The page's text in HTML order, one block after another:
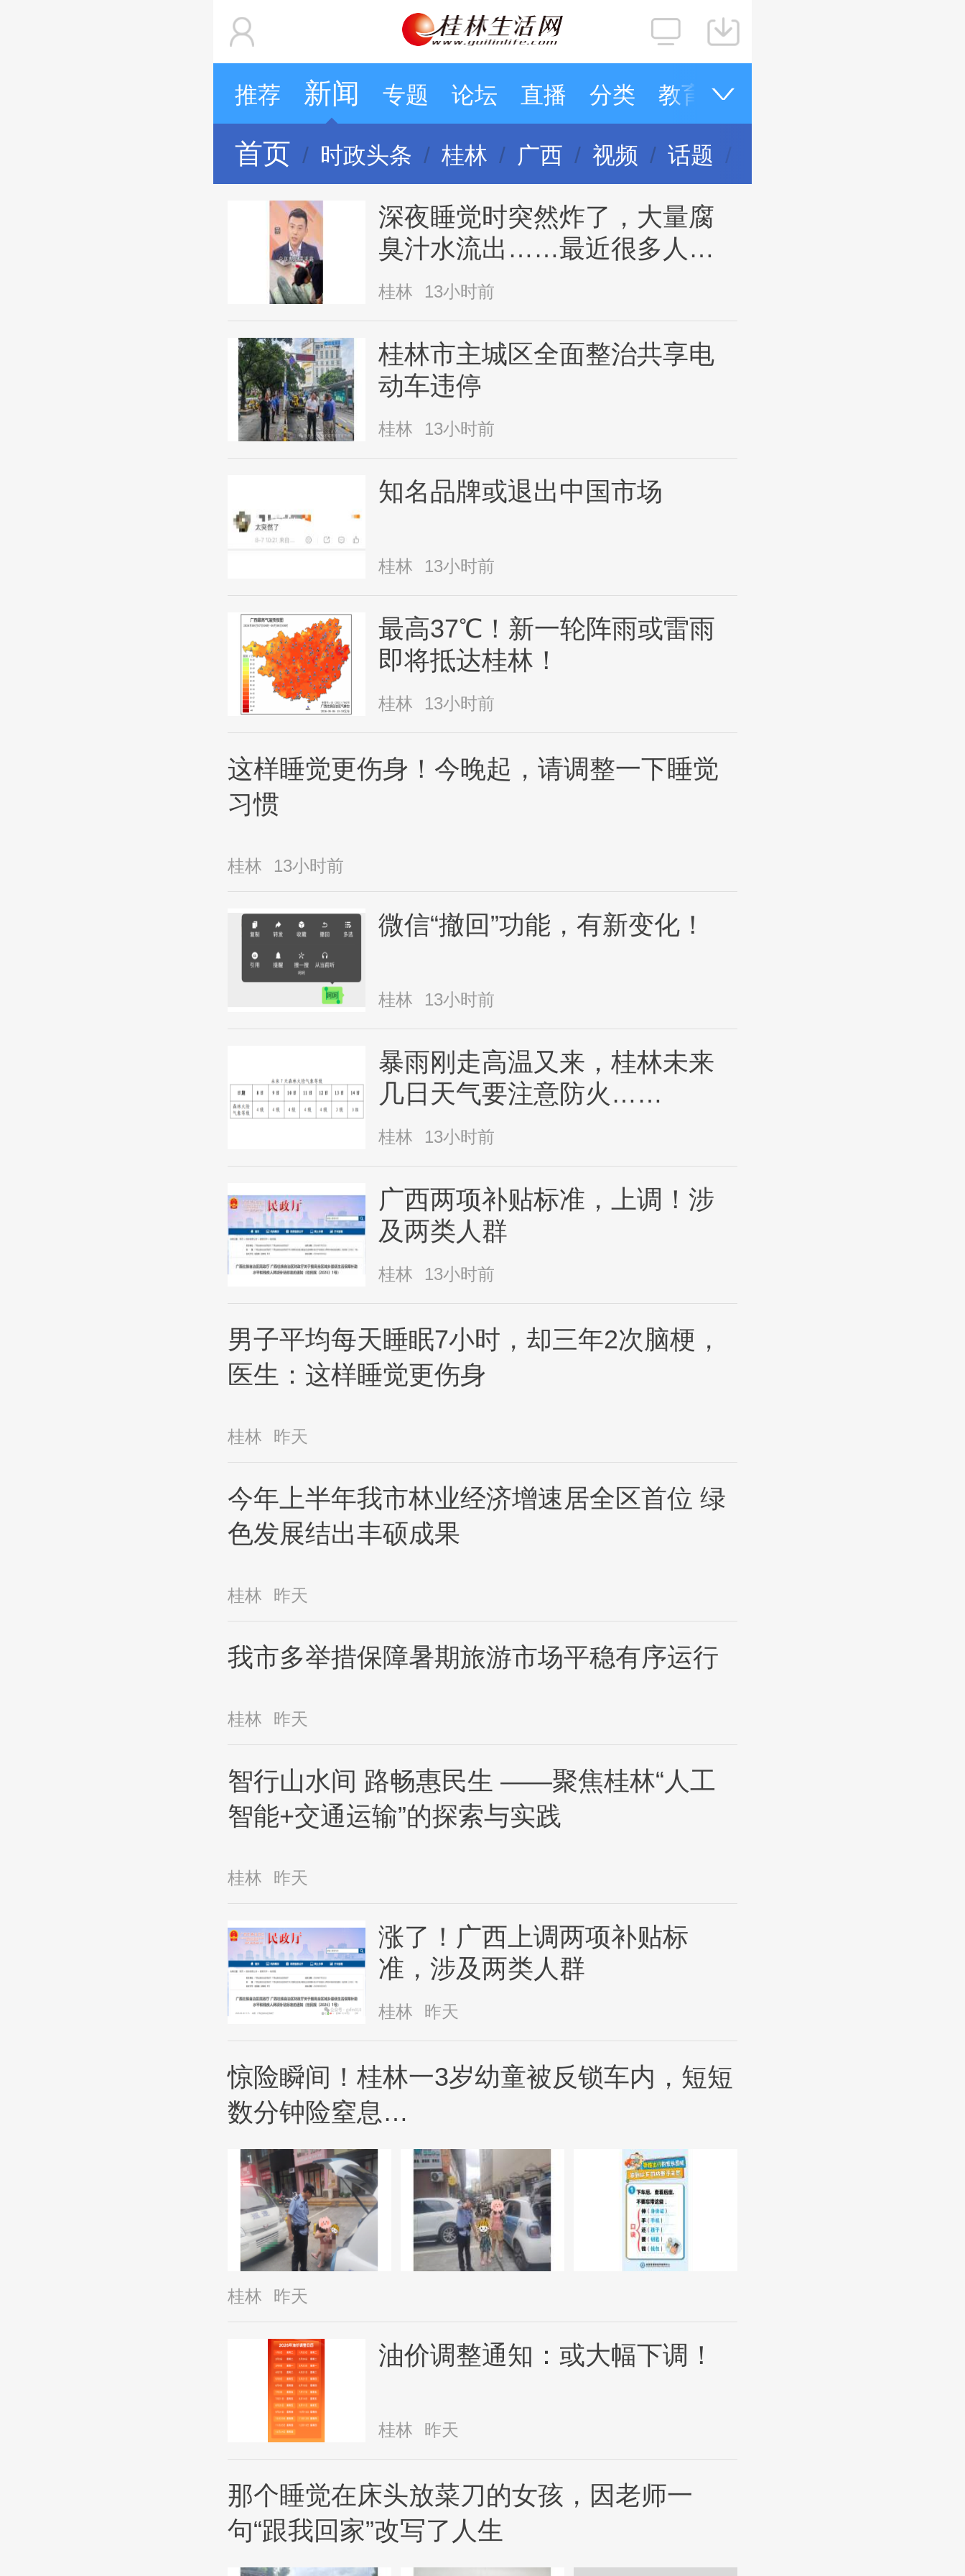
推荐 新闻 专题 论坛 直播 分类 教育 健康
首页 时政头条 桂林 广西 视频 话题
深夜睡觉时突然炸了，大量腐
臭汁水流出……最近很多人跟
风，第一批受害者已出现
桂林 13小时前
桂林市主城区全面整治共享电
动车违停
桂林 13小时前
知名品牌或退出中国市场
桂林 13小时前
最高37℃！新一轮阵雨或雷雨
即将抵达桂林！
桂林 13小时前
这样睡觉更伤身！今晚起，请调整一下睡觉
习惯
桂林 13小时前
微信“撤回”功能，有新变化！
桂林 13小时前
暴雨刚走高温又来，桂林未来
几日天气要注意防火……
桂林 13小时前
广西两项补贴标准，上调！涉
及两类人群
桂林 13小时前
男子平均每天睡眠7小时，却三年2次脑梗，
医生：这样睡觉更伤身
桂林 昨天
今年上半年我市林业经济增速居全区首位 绿
色发展结出丰硕成果
桂林 昨天
我市多举措保障暑期旅游市场平稳有序运行
桂林 昨天
智行山水间 路畅惠民生 ——聚焦桂林“人工
智能+交通运输”的探索与实践
桂林 昨天
涨了！广西上调两项补贴标
准，涉及两类人群
桂林 昨天
惊险瞬间！桂林一3岁幼童被反锁车内，短短
数分钟险窒息…
桂林 昨天
油价调整通知：或大幅下调！
桂林 昨天
那个睡觉在床头放菜刀的女孩，因老师一
句“跟我回家”改写了人生